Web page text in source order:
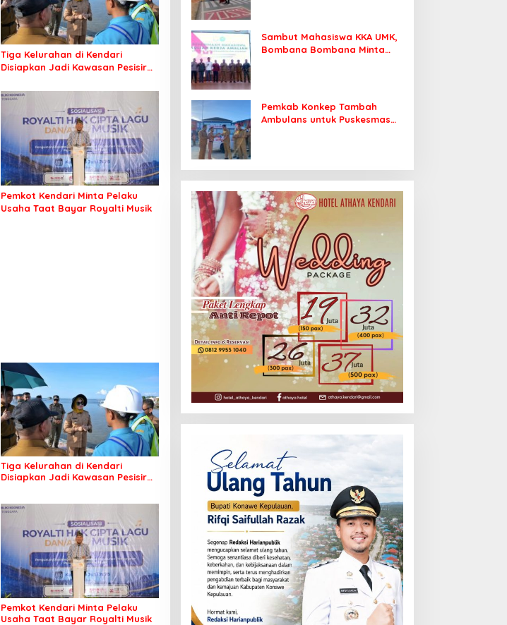
Tiga Kelurahan di Kendari
Disiapkan Jadi Kawasan Pesisir
Pemkot Kendari Minta Pelaku
Usaha Taat Bayar Royalti Musik
Tiga Kelurahan di Kendari
Disiapkan Jadi Kawasan Pesisir
Pemkot Kendari Minta Pelaku
Usaha Taat Bayar Royalti Musik
Sambut Mahasiswa KKA UMK,
Bombana Bombana Minta
Pemkab Konkep Tambah
Ambulans untuk Puskesmas